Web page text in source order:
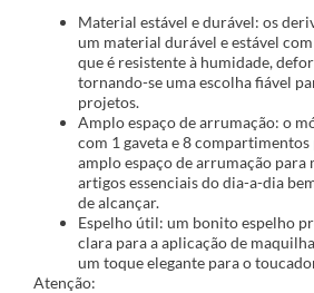
Material estável e durável: os
um material durável e estável
que é resistente à humidade,
tornando-se uma escolha fiável
projetos.
Amplo espaço de arrumação: o
com 1 gaveta e 8
amplo espaço de arrumação para
artigos essenciais do dia-a-dia
de alcançar.
Espelho útil: um bonito espelho
clara para a aplicação de
um toque elegante para o
Atenção: